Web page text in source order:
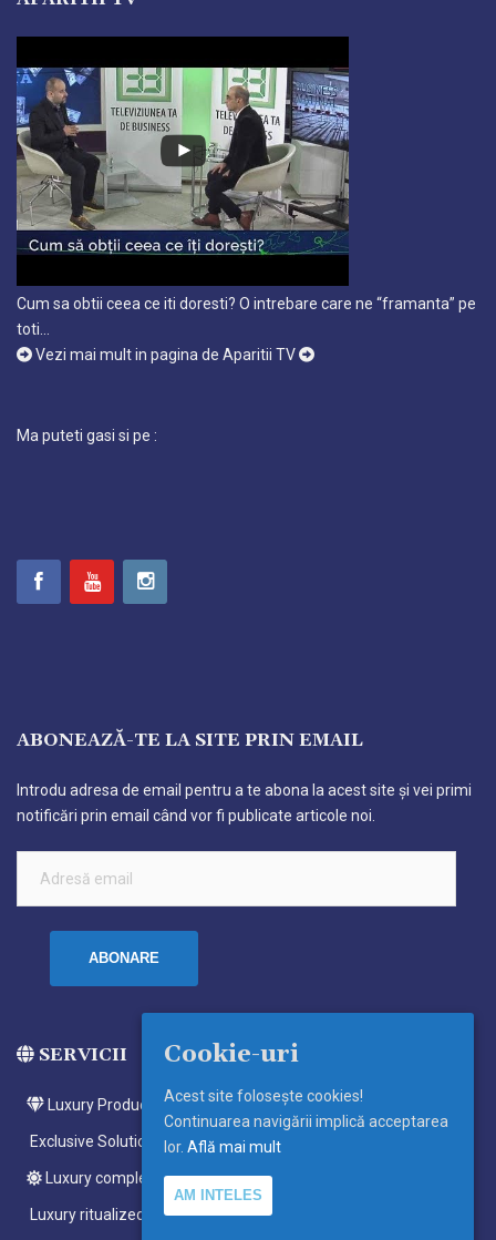
Cum sa obtii ceea ce iti doresti? O intrebare care ne “framanta” pe
toti…
Vezi mai mult in pagina de Aparitii TV
Ma puteti gasi si pe :
ABONEAZĂ-TE LA SITE PRIN EMAIL
Introdu adresa de email pentru a te abona la acest site și vei primi
notificări prin email când vor fi publicate articole noi.
email
ABONARE
SERVICII
Luxury Products
Exclusive Solutions
Luxury complete ritualized meditations
Luxury ritualized meditations
Cookie-uri
Acest site foloseşte cookies!
Continuarea navigării implică acceptarea
lor. Află mai mult
AM INTELES